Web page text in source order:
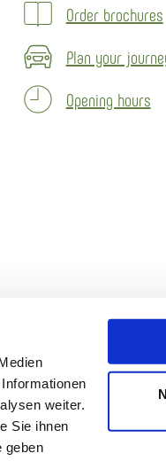
weiter.
Sie ihnen
geben
Order brochures
Plan your
Opening hours